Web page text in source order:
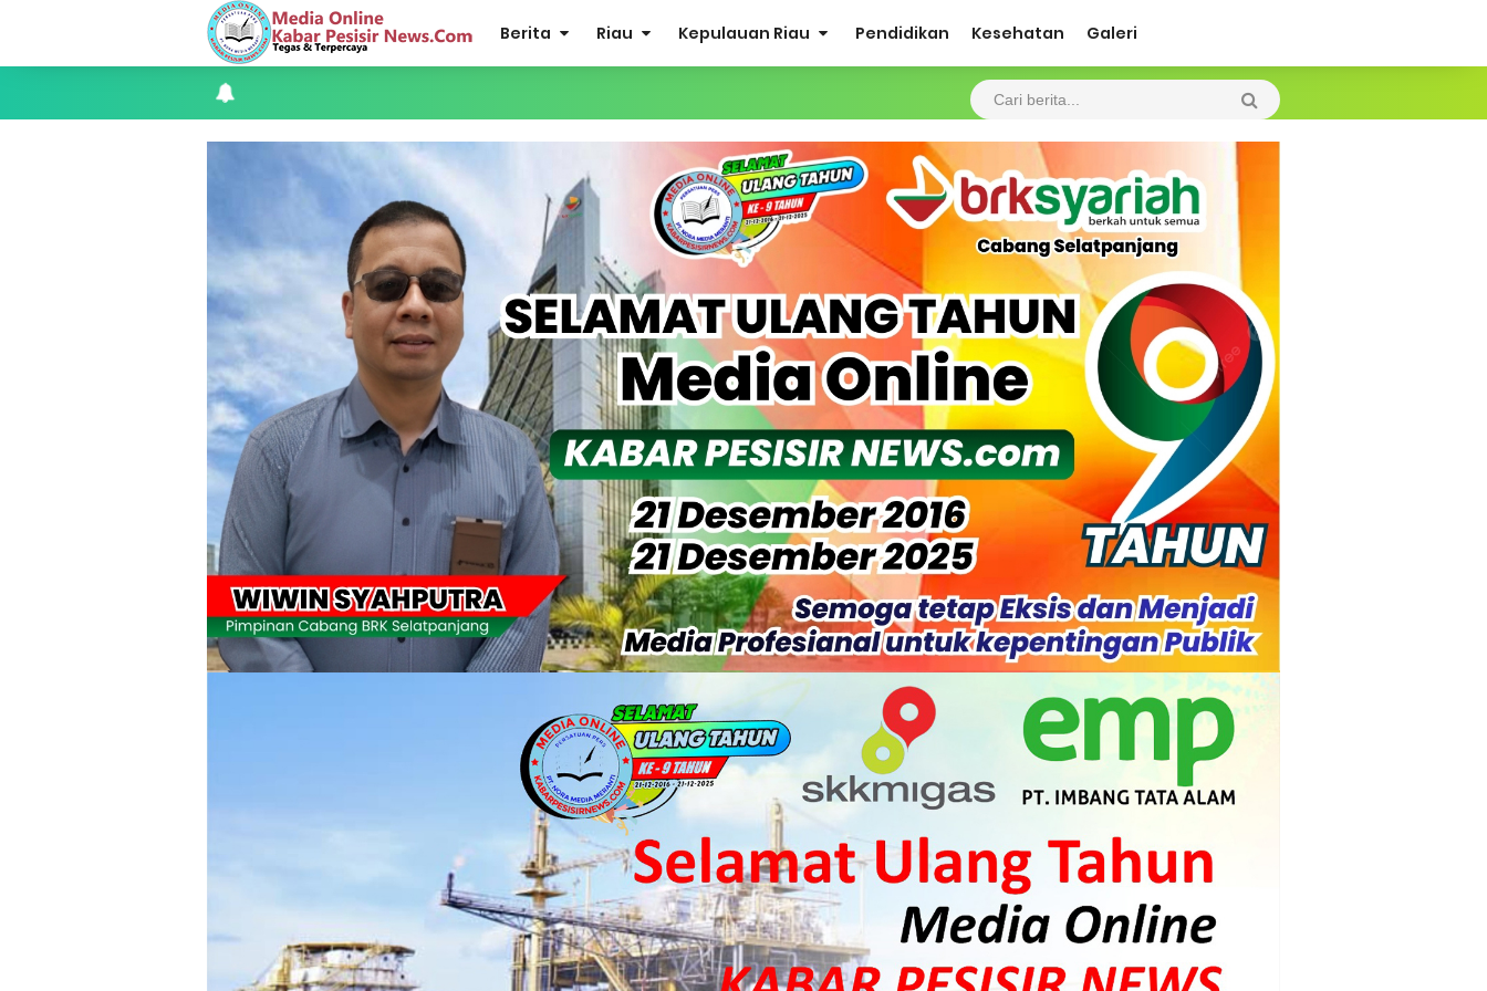
Berita Riau Kepulauan Riau Pendidikan Kesehatan Galeri
Teluk Belitung Bagaikan Kota Mati Disaat Listrik Diberlakukan Pemadaman Secara Bergilir, Mesin 600 kW Diharapkan Jadi Solusi.
F-PETIR Desak Pemkab Lingga Segera Buka Solusi Tambang Timah Rakyat: Jangan Hanya di Laut yang Beroperasi, Tambang Timah di Darat
Juga Butuh Hidup
Saat Duka Menyelimuti Korban Serangan Monyet, YBM PLN UP3 Rengat Bersama PW IWO Riau Ulurkan Tangan Kemanusiaan
Wabup Meranti Serahkan Santunan BPJS Rp52 Juta, Optimalisasi Pelaksanaan Program Jaminan Sosial Ketenagakerjaan Diperkuat
Usut Skandal Lahan Ulayat Desa Palas, Sekoci24.co Resmi Layangkan Surat Konfirmasi ke PT Arara Abadi.
Meranti 2026, 30 Putra-Putri Terbaik Disiapkan Kibarkan Merah Putih
Pulihkan Konektivitas Pascabencana, HKI Rampungkan Penanganan Jalur Lembah Anai dan Malalak
Bupati Asmar Lepas 77 Kontingen Pramuka Meranti Ikuti Jambore Nasional XII 2026 di Cibubur
Polres Kepulauan Meranti Gelar Ekspedisi Merah Putih" Jalin Sinergitas dengan Insan Pers, Komunitas dan Mahasiswa
PLN Selat Panjang Minta Maaf, Janji Datangkan Mesin Sewa Atasi Pemadaman di Merbau.
Warga Kecamatan Merbau dan Kecamatan Putri Puyu Tuntut PLN: Hentikan Pemadaman dan Beri Kompensasi
FPMP.TB Bersama OPP Teluk Belitung, Dan Perwakilan Masyarakat Desa Se- Kecamatan Merbau Datangi PLTG Melibur
Bupati Asmar Perkuat Sinergi dengan Danposal Selatpanjang, Bahas Stabilitas Wilayah dan Pembangunan Meranti
44 Tim Berlaga di Banglas Barat Cup II, Pemkab Meranti Dorong Lahirnya Atlet Berprestasi
HUT IBI Ke-75, Bupati Asmar: Bidan Garda Terdepan Wujudkan Generasi Emas Indonesia 2045